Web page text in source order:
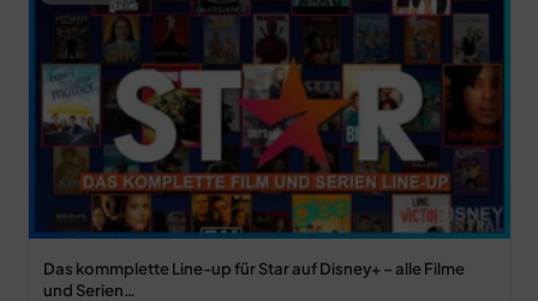
Das kommplette Line-up für Star auf Disney+ – alle Filme
und Serien…